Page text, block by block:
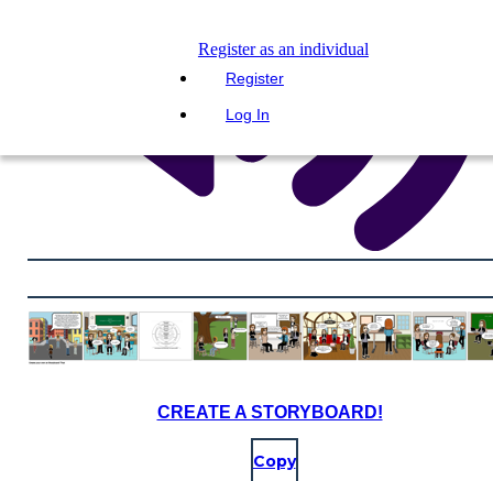
Register as an individual
Register
Log In
CREATE A STORYBOARD!
Copy